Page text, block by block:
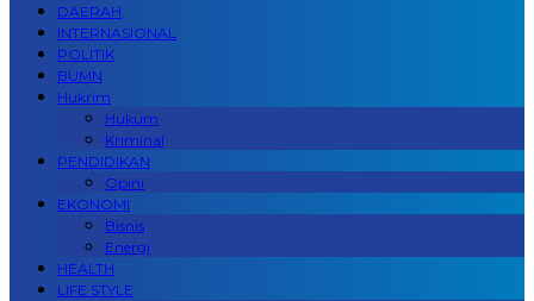
DAERAH
INTERNASIONAL
POLITIK
BUMN
Hukrim
Hukum
Kriminal
PENDIDIKAN
Opini
EKONOMI
Bisnis
Energi
HEALTH
LIFE STYLE